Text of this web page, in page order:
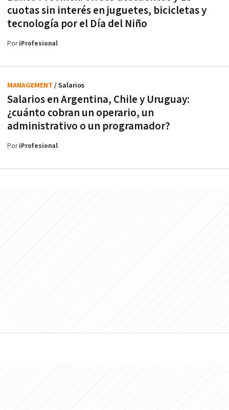
cuotas sin interés en juguetes, bicicletas y
tecnología por el Día del Niño
PoriProfesional
Salarios en Argentina, Chile y Uruguay:
¿cuánto cobran un operario, un
administrativo o un programador?
MANAGEMENT / Salarios
PoriProfesional